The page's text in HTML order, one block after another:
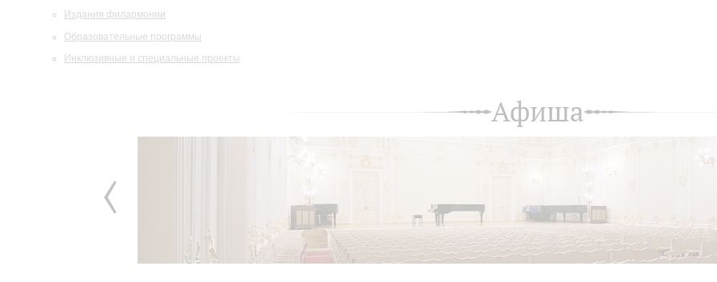
Издания филармонии
Образовательные программы
Инклюзивные и специальные проекты
Афиша